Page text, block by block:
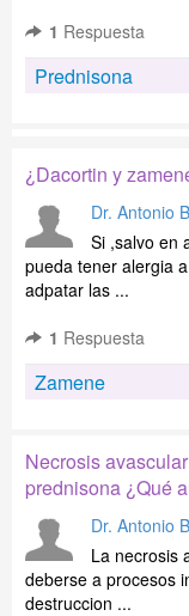
1 Respuesta
Prednisona
¿Dacortin y
Dr. Antonio
Si ,salvo en
pueda tener alergia
adpatar las ...
1 Respuesta
Zamene
Necrosis
prednisona ¿Qué
Dr. Antonio
La necrosis
deberse a procesos
destruccion ...